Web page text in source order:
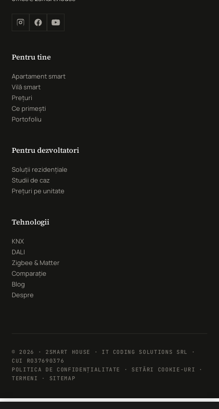
Pentru tine
Apartament smart
Vilă smart
Prețuri
Ce primești
Portofoliu
Pentru dezvoltatori
Soluții rezidențiale
Studii de caz
Prețuri pe unitate
Tehnologii
KNX
DALI
Zigbee & Matter
Comparație
Blog
Despre
© 2026 · 2SMART HOUSE · IT CODING SOLUTIONS SRL ·
CUI RO37690376
POLITICA DE CONFIDENȚIALITATE
· SETĂRI COOKIE-URI ·
TERMENI · SITEMAP